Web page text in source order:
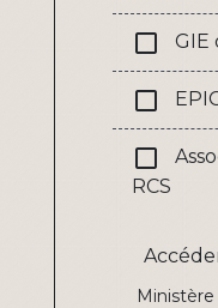
check_box_outline_blank GIE
check_box_outline_blank
check_box_outline_blank
RCS